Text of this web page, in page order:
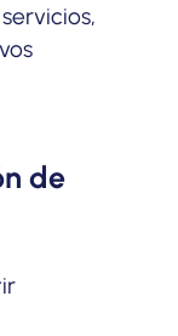
de